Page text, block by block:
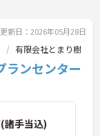
更新日：2026年05月28日
有限会社とまり樹
ランセンター
諸手当込)